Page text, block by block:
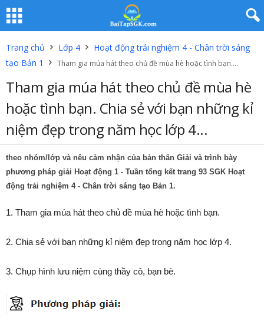
Trang chủ Lớp 4
Hoạt động trải nghiệm 4 - Chân trời sáng
tạo Bản 1
Tham gia múa hát theo chủ đề mùa hè hoặc tình bạn....
Tham gia múa hát theo chủ đề mùa hè
hoặc tình bạn. Chia sẻ với bạn những kỉ
niệm đẹp trong năm học lớp 4...
theo nhóm/lớp và nêu cảm nhận của bản thân Giải và trình bày
phương pháp giải Hoạt động 1 - Tuần tổng kết trang 93 SGK Hoạt
động trải nghiệm 4 - Chân trời sáng tạo Bản 1.
1. Tham gia múa hát theo chủ đề mùa hè hoặc tình bạn.
2. Chia sẻ với bạn những kỉ niệm đẹp trong năm học lớp 4.
3. Chụp hình lưu niệm cùng thầy cô, bạn bè.